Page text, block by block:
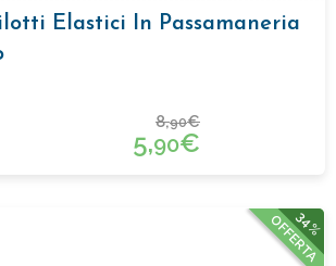
Elastici In Passamaneria
8,90€
5,90€
34%
OFFERTA